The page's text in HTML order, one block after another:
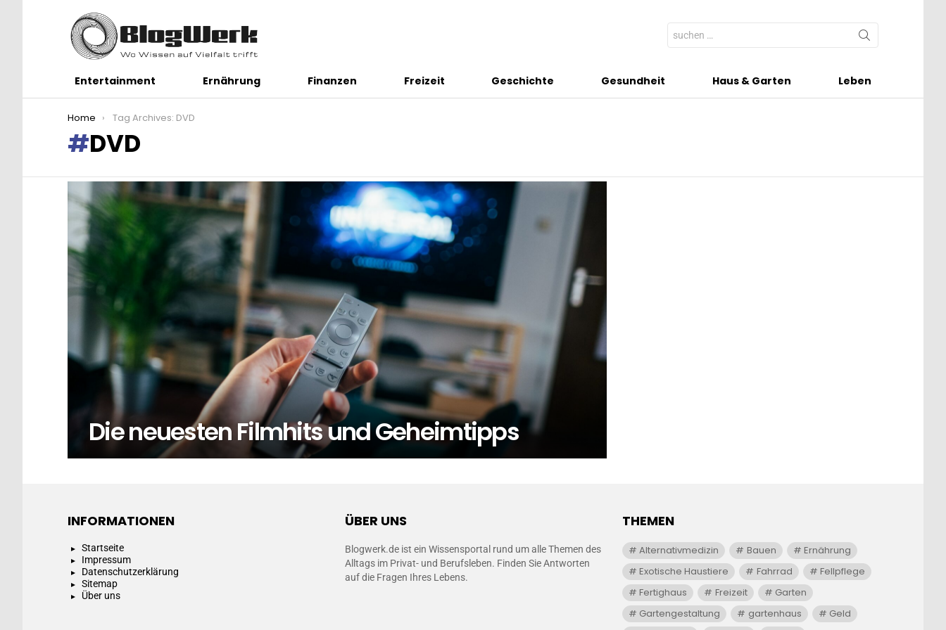
Search
for:
Entertainment Ernährung Finanzen Freizeit Geschichte Gesundheit Haus & Garten Leben
You are here:
Home Tag Archives: DVD
DVD
LATEST
STORIES
Die neuesten Filmhits und Geheimtipps
INFORMATIONEN
Startseite
Impressum
Datenschutzerklärung
Sitemap
Über uns
ÜBER UNS
Blogwerk.de ist ein Wissensportal rund um alle Themen des
Alltags im Privat- und Berufsleben. Finden Sie Antworten
auf die Fragen Ihres Lebens.
THEMEN
Alternativmedizin Bauen
Ernährung
Exotische Haustiere
Fahrrad
Fellpflege
Fertighaus
Freizeit
Garten
Gartengestaltung
gartenhaus
Geld